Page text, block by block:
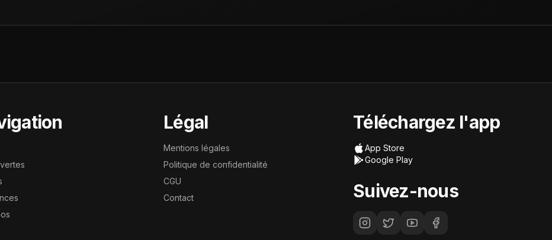
Légal
Mentions légales
Politique de confidentialité
CGU
Contact
Téléchargez l'app
App Store
Google Play
Suivez-nous